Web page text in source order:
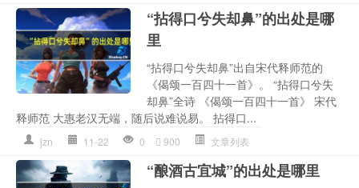
“拈得口兮失却鼻”的出处是哪
里
“拈得口兮失却鼻”出自宋代释师范的
《偈颂一百四十一首》。 “拈得口兮失
却鼻”全诗 《偈颂一百四十一首》 宋代
释师范 大惠老汉无端，随后说难说易。 拈得口...
jzn 11-22 0 900 文章列表
“酿酒古宜城”的出处是哪里